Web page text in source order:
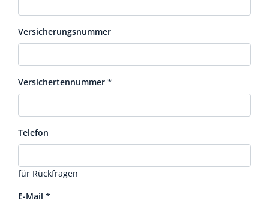
Versicherungsnummer
Versichertennummer *
Telefon
für Rückfragen
E-Mail *